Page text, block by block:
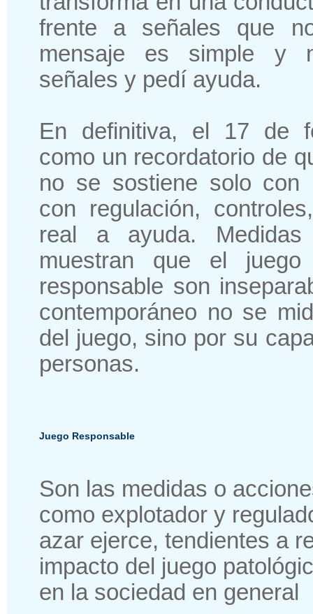
frente a señales que
mensaje es simple y
señales y pedí ayuda.
En definitiva, el 17 de
como un recordatorio de
no se sostiene solo con
con regulación,
real a ayuda.
muestran que el
responsable son
contemporáneo no se
del juego, sino por su
personas.
Juego Responsable
Son las medidas o
como explotador y
azar ejerce, tendientes a
impacto del juego
en la sociedad en general